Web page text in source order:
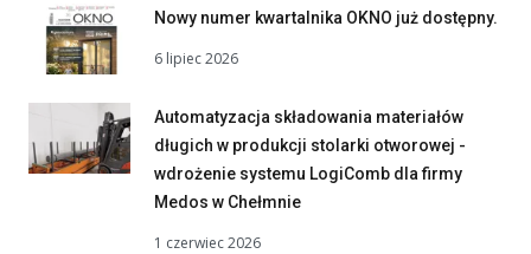
Nowy numer kwartalnika OKNO już dostępny.
6 lipiec 2026
Automatyzacja składowania materiałów
długich w produkcji stolarki otworowej -
wdrożenie systemu LogiComb dla firmy
Medos w Chełmnie
1 czerwiec 2026